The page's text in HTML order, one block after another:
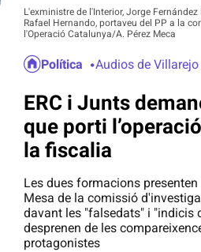
L'exministre de l'Interior, Jorge Fernández
Rafael Hernando, portaveu del PP a la
l'Operació Catalunya/A. Pérez Meca
Política Audios de Villarejo
ERC i Junts
que porti
la fiscalia
Les dues formacions
Mesa de la comissió
davant les "falsedats" i "indicis
desprenen de les
protagonistes